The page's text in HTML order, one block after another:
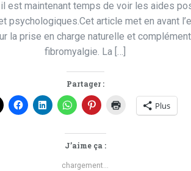
il est maintenant temps de voir les aides
psychologiques.Cet article met en avant
la prise en charge naturelle et
fibromyalgie. La […]
Partager :
Plus
J’aime ça :
chargement…